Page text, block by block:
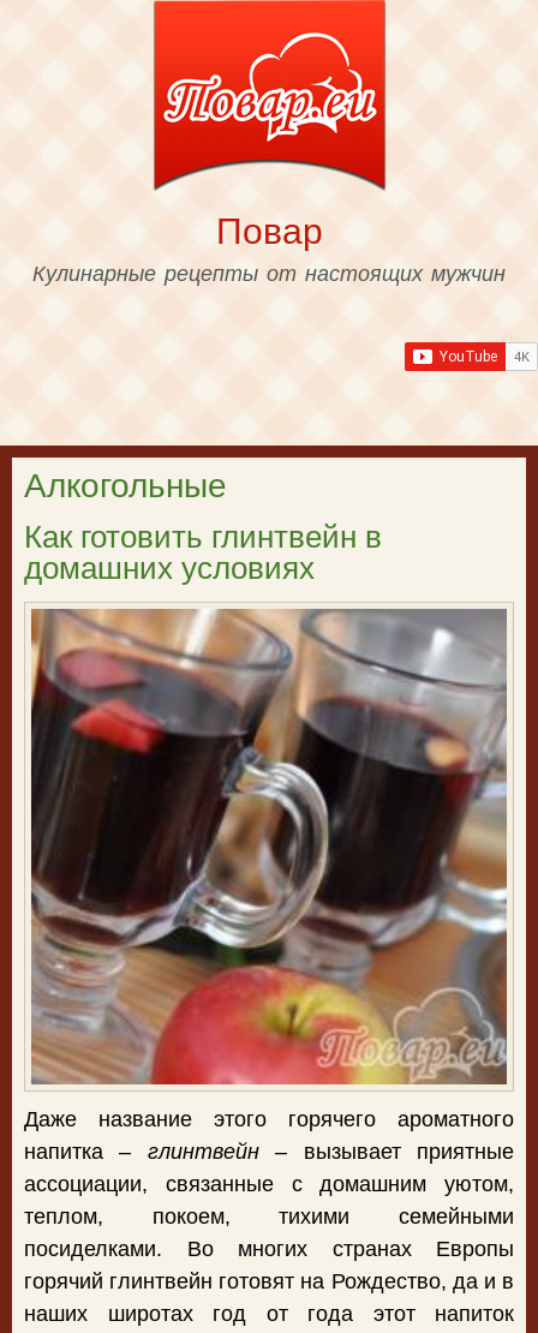
content
Повар
Кулинарные рецепты от настоящих мужчин
Алкогольные
Как готовить глинтвейн в
домашних условиях
Даже название этого горячего ароматного
напитка – глинтвейн– вызывает приятные
ассоциации, связанные с домашним уютом,
теплом, покоем, тихими семейными
посиделками. Во многих странах Европы
горячий глинтвейн готовят на Рождество, да и в
наших широтах год от года этот напиток